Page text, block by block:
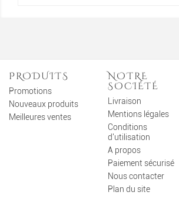
PRODUITS
Promotions
Nouveaux produits
Meilleures ventes
NOTRE
SOCIÉTÉ
Livraison
Mentions légales
Conditions
d'utilisation
A propos
Paiement sécurisé
Nous contacter
Plan du site